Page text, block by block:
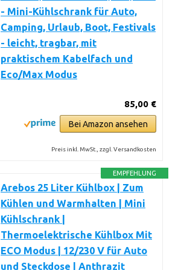
- Mini-Kühlschrank für Auto,
Camping, Urlaub, Boot, Festivals
- leicht, tragbar, mit
praktischem Kabelfach und
Eco/Max Modus
85,00 €
Bei Amazon ansehen
Preis inkl. MwSt., zzgl. Versandkosten
EMPFEHLUNG
Arebos 25 Liter Kühlbox | Zum
Kühlen und Warmhalten | Mini
Kühlschrank |
Thermoelektrische Kühlbox Mit
ECO Modus | 12/230 V für Auto
und Steckdose | Anthrazit